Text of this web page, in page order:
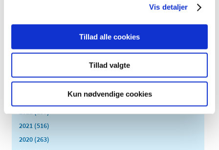
Vis detaljer
Tillad alle cookies
Tillad valgte
Kun nødvendige cookies
Alle (2506)
2024 (224)
2022 (197)
2021 (516)
2020 (263)